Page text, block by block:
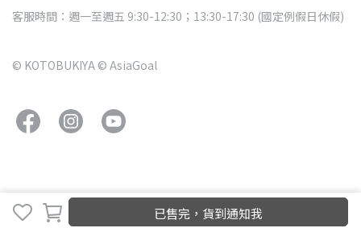
已售完，貨到通知我
客服時間：週一至週五 9:30-12:30；13:30-17:30 (國定例假日休假)
© KOTOBUKIYA © AsiaGoal